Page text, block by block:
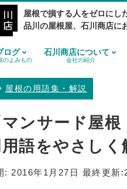
屋根で損する人をゼロにし
品川の屋根屋、石川商店に
ログ
のよみもの
石川商店について
会社の紹介
屋根の用語集・解説
マンサード屋
用語をやさしく
: 2016年1月27日 最終更新: